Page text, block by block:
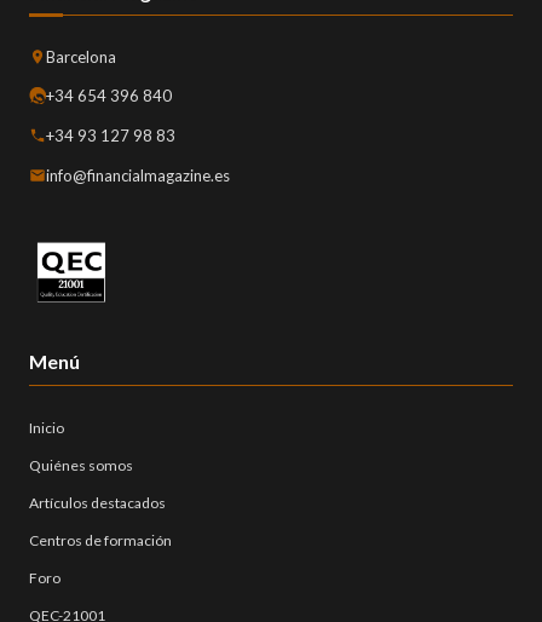
Barcelona
+34 654 396 840
+34 93 127 98 83
info@financialmagazine.es
Menú
Inicio
Quiénes somos
Artículos destacados
Centros de formación
Foro
QEC-21001